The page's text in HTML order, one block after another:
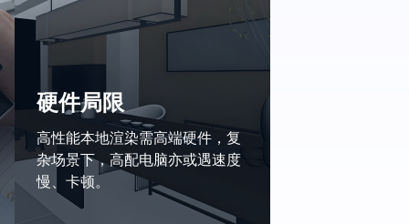
硬件局限
高性能本地渲染需高端硬件，复
杂场景下，高配电脑亦或遇速度
慢、卡顿。